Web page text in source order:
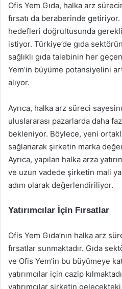
Ofis Yem Gıda, halka arz
fırsatı da beraberinde
hedefleri doğrultusunda
istiyor. Türkiye’de gıda
sağlıklı gıda talebinin her
Yem’in büyüme potansiyelini
alıyor.
Ayrıca, halka arz süreci
uluslararası pazarlarda daha
bekleniyor. Böylece, yeni
sağlanarak şirketin marka
Ayrıca, yapılan halka arza
ve uzun vadede şirketin mali
adım olarak değerlendiriliyor.
Yatırımcılar İçin Fırsatlar
Ofis Yem Gıda’nın halka arz
fırsatlar sunmaktadır. Gıda
ve Ofis Yem’in bu büyümeye
yatırımcılar için cazip
yatırımcılar şirketin